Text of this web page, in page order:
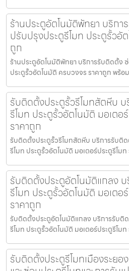
ร้านประตูอัตโนมัติพัทยา บริก
ปรับปรุงประตูรีโมท ประตูรั้วอั
ถูก
ร้านประตูอัตโนมัติพัทยา บริการรับติดตั้ง
ประตูรั้วอัตโนมัติ ครบวงจร ราคาถูก พร้อ
รับติดตั้งประตูรั้วรีโมทสัตหีบ
รีโมท ประตูรั้วอัตโนมัติ มอเตอ
ราคาถูก
รับติดตั้งประตูรั้วรีโมทสัตหีบ บริการรับติ
รีโมท ประตูรั้วอัตโนมัติ มอเตอร์ประตูรีโมท
รับติดตั้งประตูอัตโนมัติแกลง
รีโมท ประตูรั้วอัตโนมัติ มอเตอ
ราคาถูก
รับติดตั้งประตูอัตโนมัติแกลง บริการรับติ
รีโมท ประตูรั้วอัตโนมัติ มอเตอร์ประตูรีโม
รับติดตั้งประตูรีโมทเมืองระยอ